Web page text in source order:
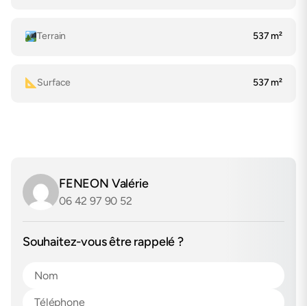
Terrain 537 m²
Surface 537 m²
FENEON Valérie
06 42 97 90 52
Souhaitez-vous être rappelé ?